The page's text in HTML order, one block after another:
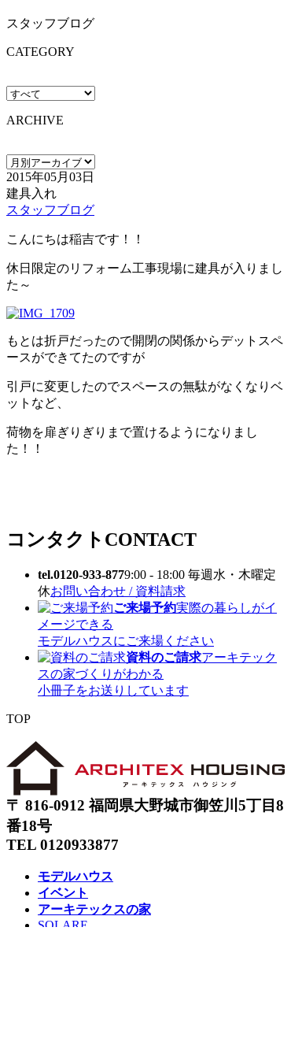
スタッフブログ
CATEGORY
ARCHIVE
2015年05月03日
建具入れ
スタッフブログ
こんにちは稲吉です！！
休日限定のリフォーム工事現場に建具が入りまし
た～
もとは折戸だったので開閉の関係からデットスペ
ースができてたのですが
引戸に変更したのでスペースの無駄がなくなりベ
ットなど、
荷物を扉ぎりぎりまで置けるようになりまし
た！！
コンタクト CONTACT
tel.0120-933-8779:00 - 18:00 毎週水・木曜定
休お問い合わせ / 資料請求
ご来場予約実際の暮らしがイ
メージできる
モデルハウスにご来場ください
資料のご請求アーキテック
スの家づくりがわかる
小冊子をお送りしています
TOP
〒 816-0912 福岡県大野城市御笠川5丁目8
番18号
TEL 0120933877
モデルハウス
イベント
アーキテックスの家
SOLARE